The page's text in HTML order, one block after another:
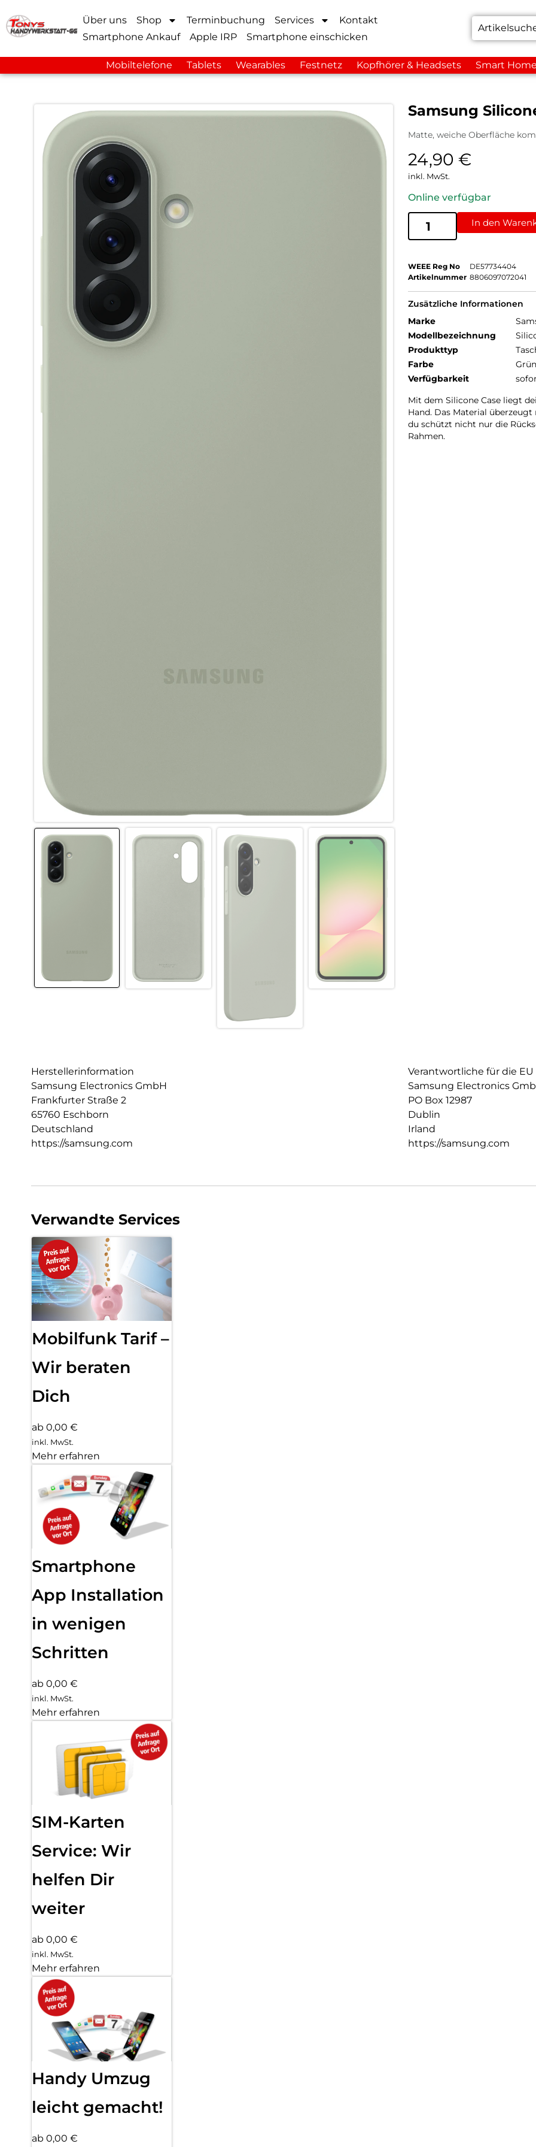
Über uns Shop Terminbuchung Services
Kontakt
Smartphone Ankauf
Apple IRP Smartphone einschicken
Mobiltelefone Tablets Wearables Festnetz Kopfhörer & Headsets Smart
Samsung
Matte, weiche Oberfläche
24,90 €
inkl. MwSt.
Online verfügbar
In den
WEEE Reg No
DE57734404
Artikelnummer 8806097072041
Zusätzliche Informationen
Marke
Modellbezeichnung
Produkttyp
Farbe
Grün
Verfügbarkeit
Mit dem Silicone Case liegt
Hand. Das Material
du schützt nicht nur die
Rahmen.
Herstellerinformation
Samsung Electronics GmbH
Frankfurter Straße 2
65760 Eschborn
Deutschland
https://samsung.com
Verantwortliche für die EU
Samsung Electronics
PO Box 12987
Dublin
Irland
https://samsung.com
Verwandte Services
Mobilfunk Tarif –
Wir beraten
Dich
ab 0,00 €
inkl. MwSt.
Mehr erfahren
Smartphone
App Installation
in wenigen
Schritten
ab 0,00 €
inkl. MwSt.
Mehr erfahren
SIM-Karten
Service: Wir
helfen Dir
weiter
ab 0,00 €
inkl. MwSt.
Mehr erfahren
Handy Umzug
leicht gemacht!
ab 0,00 €